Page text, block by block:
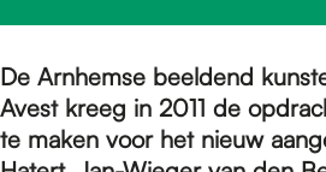
e
De Arnhemse beeldend
Avest kreeg in 2011 de
te maken voor het nieuw